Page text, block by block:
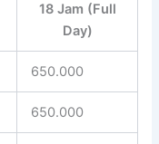
18 Jam (Full
Day)
650.000
650.000